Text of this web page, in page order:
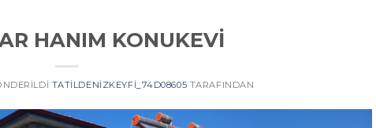
HANIM KONUKEVİ
TATILDENIZKEYFI_74D08605 TARAFINDAN